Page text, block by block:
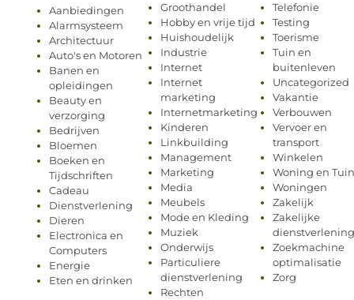
Aanbiedingen
Alarmsysteem
Architectuur
Auto's en Motoren
Banen en
opleidingen
Beauty en
verzorging
Bedrijven
Bloemen
Boeken en
Tijdschriften
Cadeau
Dienstverlening
Dieren
Electronica en
Computers
Energie
Eten en drinken
Groothandel
Hobby en vrije tijd
Huishoudelijk
Industrie
Internet
Internet
marketing
Internetmarketing
Kinderen
Linkbuilding
Management
Marketing
Media
Meubels
Mode en Kleding
Muziek
Onderwijs
Particuliere
dienstverlening
Rechten
Telefonie
Testing
Toerisme
Tuin en
buitenleven
Uncategorized
Vakantie
Verbouwen
Vervoer en
transport
Winkelen
Woning en Tuin
Woningen
Zakelijk
Zakelijke
dienstverlening
Zoekmachine
optimalisatie
Zorg